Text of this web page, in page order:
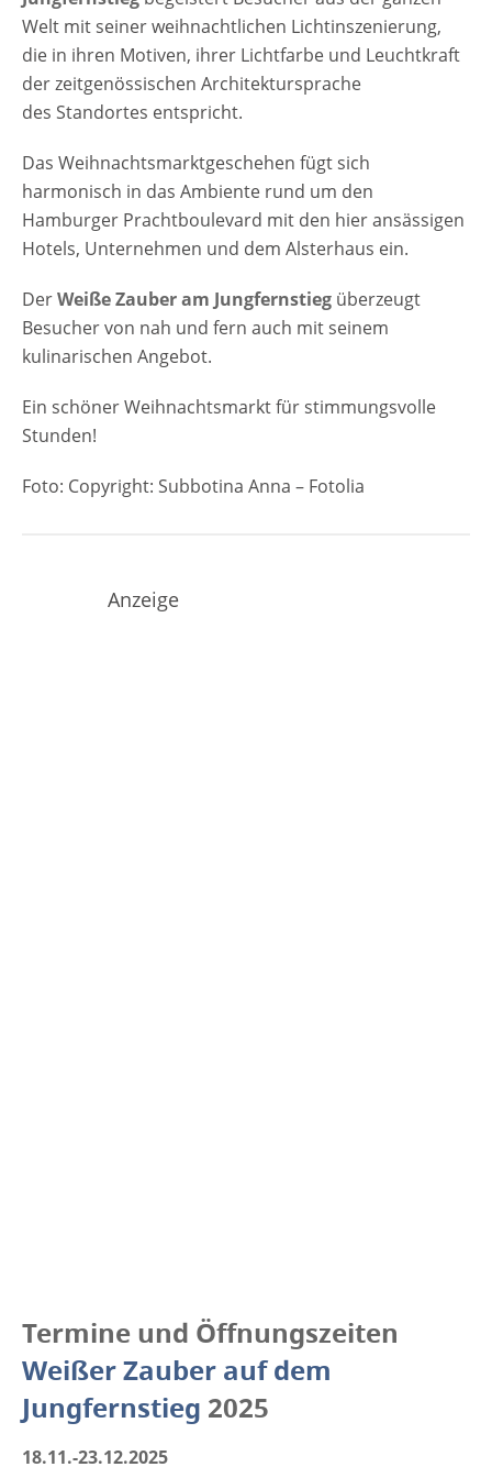
Welt mit seiner weihnachtlichen Lichtinszenierung,
die in ihren Motiven, ihrer Lichtfarbe und Leuchtkraft
der zeitgenössischen Architektursprache
des Standortes entspricht.
Das Weihnachtsmarktgeschehen fügt sich
harmonisch in das Ambiente rund um den
Hamburger Prachtboulevard mit den hier ansässigen
Hotels, Unternehmen und dem Alsterhaus ein.
DerWeiße Zauber am Jungfernstieg überzeugt
Besucher von nah und fern auch mit seinem
kulinarischen Angebot.
Ein schöner Weihnachtsmarkt für stimmungsvolle
Stunden!
Foto: Copyright: Subbotina Anna – Fotolia
Anzeige
Termine und Öffnungszeiten
Weißer Zauber auf dem
Jungfernstieg 2025
18.11.-23.12.2025